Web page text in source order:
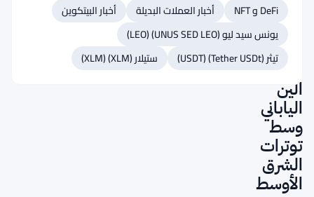
الجنيه
الإسترليني
يستقر
مقابل
الين
الياباني
وسط
توترات
الشرق
الأوسط
DeFi و NFT أخبار العملات البديلة
أخبار البيتكوين
يونس سيد ليو (UNUS SED LEO) (LEO)
تيثر (Tether USDt) (USDT)
ستيلار (XLM) (XLM)